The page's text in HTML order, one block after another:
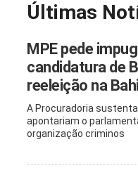
Últimas
MPE pede
candidatura de
reeleição na
A Procuradoria
apontariam o
organização criminos